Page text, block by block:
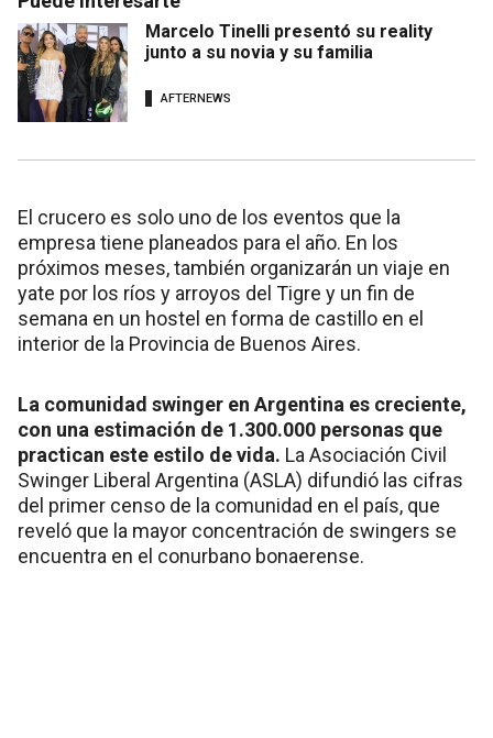
Marcelo Tinelli presentó su reality
junto a su novia y su familia
AFTERNEWS
El crucero es solo uno de los eventos que la
empresa tiene planeados para el año. En los
próximos meses, también organizarán un viaje en
yate por los ríos y arroyos del Tigre y un fin de
semana en un hostel en forma de castillo en el
interior de la Provincia de Buenos Aires.
La comunidad swinger en Argentina es creciente,
con una estimación de 1.300.000 personas que
practican este estilo de vida. La Asociación Civil
Swinger Liberal Argentina (ASLA) difundió las cifras
del primer censo de la comunidad en el país, que
reveló que la mayor concentración de swingers se
encuentra en el conurbano bonaerense.